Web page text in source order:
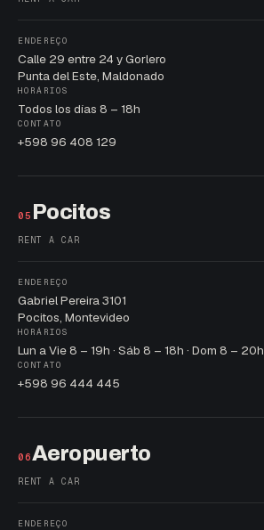
ENDEREÇO
Calle 29 entre 24 y Gorlero
Punta del Este, Maldonado
HORÁRIOS
Todos los días 8 – 18h
CONTATO
+598 96 408 129
05 Pocitos
RENT A CAR
ENDEREÇO
Gabriel Pereira 3101
Pocitos, Montevideo
HORÁRIOS
Lun a Vie 8 – 19h · Sáb 8 – 18h · Dom 8 – 20h
CONTATO
+598 96 444 445
06Aeropuerto
RENT A CAR
ENDEREÇO